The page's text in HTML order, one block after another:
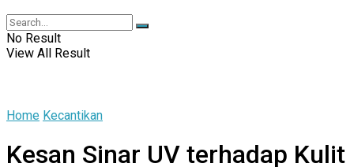
No Result
View All Result
Home Kecantikan
Kesan Sinar UV terhadap Kulit